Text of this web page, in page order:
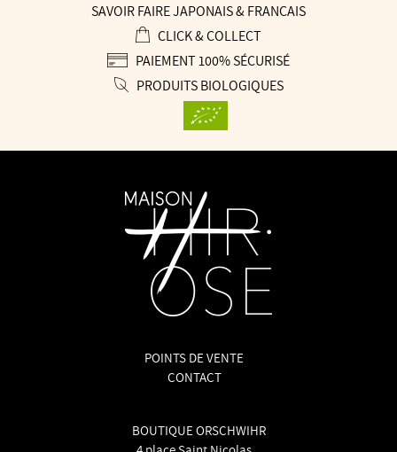
peuvent
être
choisies
la
page
du
SAVOIR FAIRE JAPONAIS & FRANÇAIS
CLICK & COLLECT
PAIEMENT 100% SÉCURISÉ
PRODUITS BIOLOGIQUES
POINTS DE VENTE
CONTACT
BOUTIQUE ORSCHWIHR